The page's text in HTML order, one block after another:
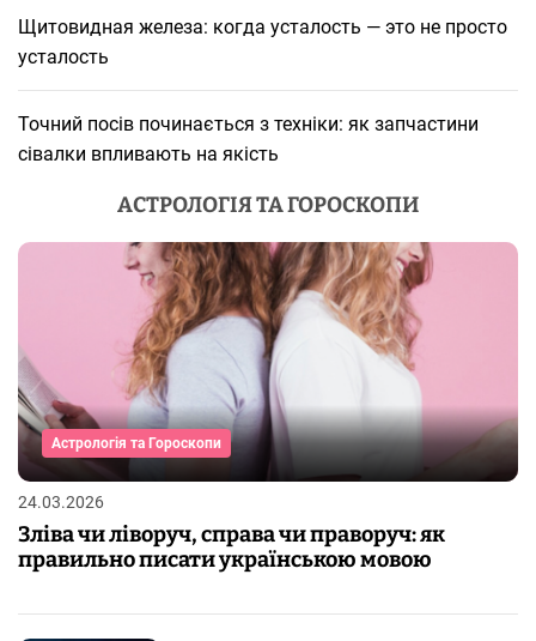
Щитовидная железа: когда усталость — это не просто
усталость
Точний посів починається з техніки: як запчастини
сівалки впливають на якість
АСТРОЛОГІЯ ТА ГОРОСКОПИ
Астрологія та Гороскопи
24.03.2026
Зліва чи ліворуч, справа чи праворуч: як
правильно писати українською мовою